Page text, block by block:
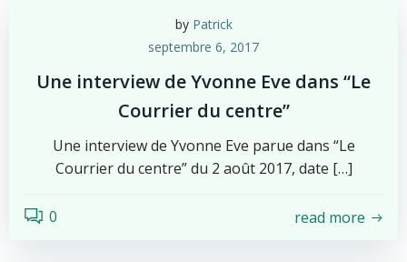
by Patrick
septembre 6, 2017
Une interview de Yvonne Eve dans “Le
Courrier du centre”
Une interview de Yvonne Eve parue dans “Le
Courrier du centre” du 2 août 2017, date […]
0 read more